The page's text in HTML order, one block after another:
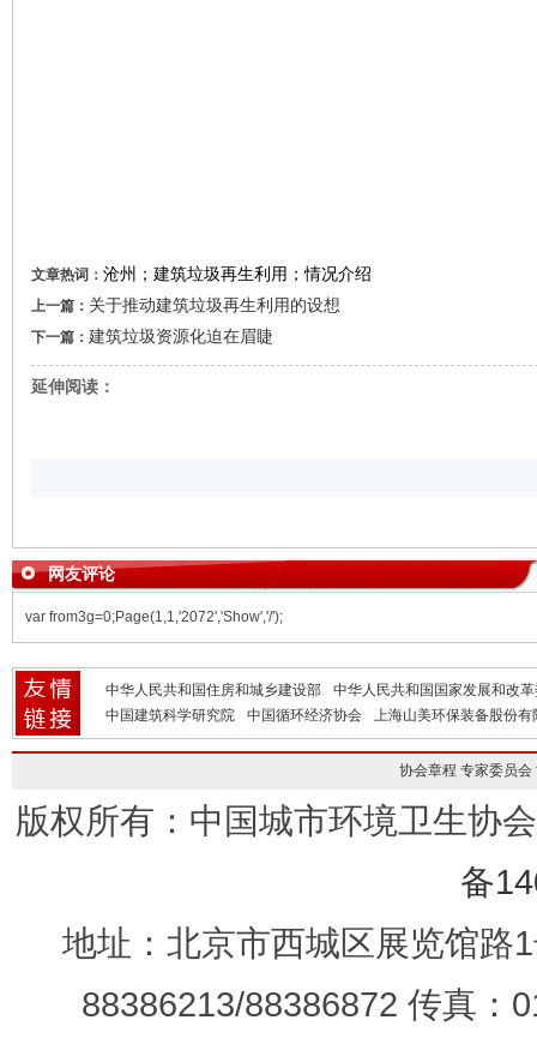
文章热词： 沧州；建筑垃圾再生利用；情况介绍
上一篇： 关于推动建筑垃圾再生利用的设想
下一篇： 建筑垃圾资源化迫在眉睫
延伸阅读：
网友评论
var from3g=0;Page(1,1,'2072','Show','/');
中华人民共和国住房和城乡建设部
中华人民共和国国家发展和改
中国建筑科学研究院
中国循环经济协会 上海山美环保装备股份有
协会章程 专家委员会
版权所有：中国城市环境卫生协
备
地址：北京市西城区展览馆路
88386213/88386872 传真：